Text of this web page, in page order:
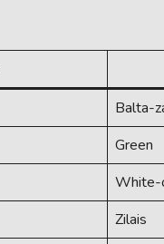
Balta-
Green
White-
Zilais